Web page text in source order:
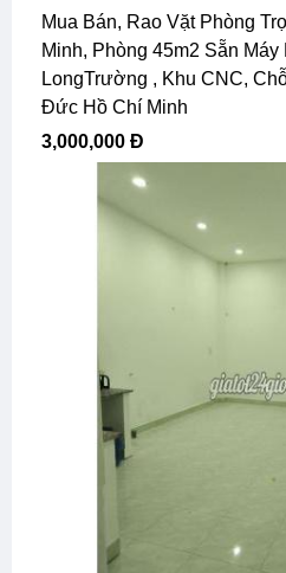
Mua Bán, Rao Vặt Phòng Trọ Thủ Đức Hồ Chí
Minh, Phòng 45m2 Sẵn
LongTrường , Khu CNC,
Đức Hồ Chí Minh
3,000,000 Đ